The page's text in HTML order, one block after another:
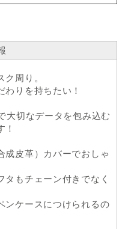
周り。
りを持ちたい！
大切なデータを包み込む
成皮革）カバーでおしゃ
タもチェーン付きでなく
ンケースにつけられるの